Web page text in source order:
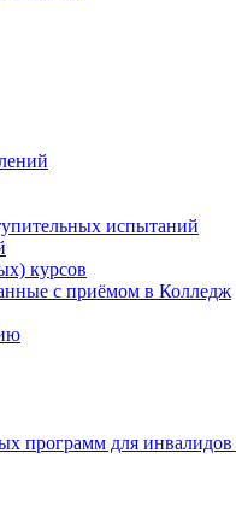
испытаний
курсов
с приёмом в Колледж
программ для